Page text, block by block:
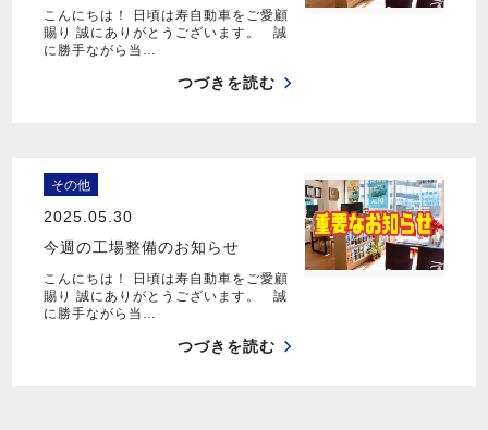
こんにちは！ 日頃は寿自動車をご愛顧
賜り 誠にありがとうございます。 誠
に勝手ながら当…
つづきを読む
その他
2025.05.30
今週の工場整備のお知らせ
こんにちは！ 日頃は寿自動車をご愛顧
賜り 誠にありがとうございます。 誠
に勝手ながら当…
つづきを読む